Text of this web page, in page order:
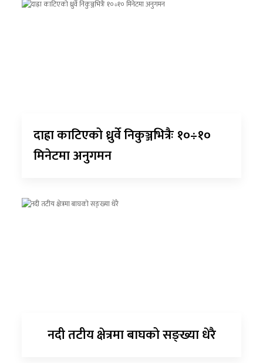
दाह्रा काटिएको ध्रुर्वे निकुञ्जभित्रैः १०÷१०
मिनेटमा अनुगमन
नदी तटीय क्षेत्रमा बाघको सङ्ख्या धेरै